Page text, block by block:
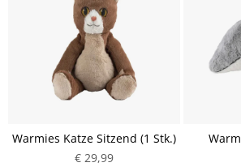
Warmies Katze Sitzend (1 Stk.)
€ 29,99